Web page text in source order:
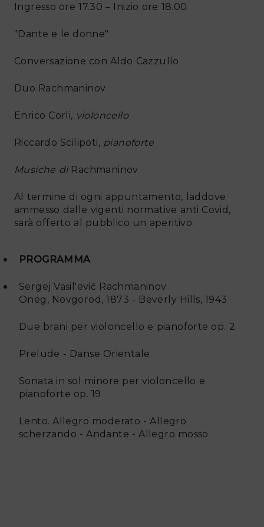
Ingresso ore 17.30 – Inizio ore 18.00
"Dante e le donne"
Conversazione con Aldo Cazzullo
Duo Rachmaninov
Enrico Corli, violoncello
Riccardo Scilipoti, pianoforte
Musiche diRachmaninov
Al termine di ogni appuntamento, laddove
ammesso dalle vigenti normative anti Covid,
sarà offerto al pubblico un aperitivo.
PROGRAMMA
Sergej Vasil'evič Rachmaninov
Oneg, Novgorod, 1873 - Beverly Hills, 1943
Due brani per violoncello e pianoforte op. 2
Prelude - Danse Orientale
Sonata in sol minore per violoncello e
pianoforte op. 19
Lento. Allegro moderato - Allegro
scherzando - Andante - Allegro mosso